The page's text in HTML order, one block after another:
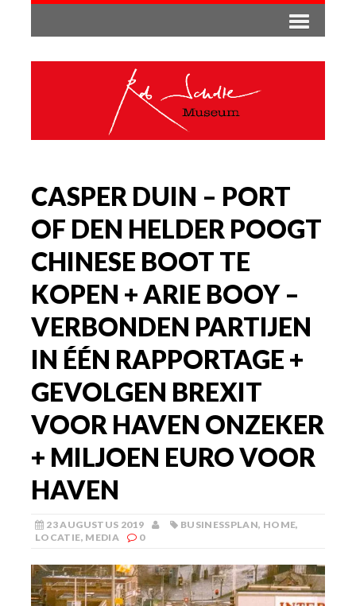
CASPER DUIN – PORT
OF DEN HELDER POOGT
CHINESE BOOT TE
KOPEN + ARIE BOOY –
VERBONDEN PARTIJEN
IN ÉÉN RAPPORTAGE +
GEVOLGEN BREXIT
VOOR HAVEN ONZEKER
+ MILJOEN EURO VOOR
HAVEN
23 AUGUSTUS 2019 BUSINESSPLAN, HOME,
LOCATIE, MEDIA 0